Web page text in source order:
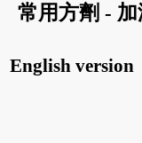
常用方劑 -
English version